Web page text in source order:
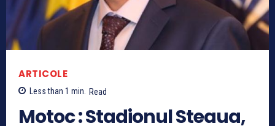
ARTICOLE
Less than 1 min. Read
Motoc : Stadionul Steaua,